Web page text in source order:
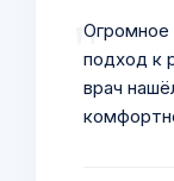
Огромное
подход к
врач